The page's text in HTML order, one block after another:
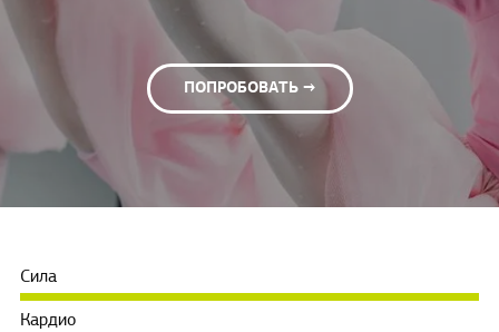
ПОПРОБОВАТЬ →
Сила
Кардио